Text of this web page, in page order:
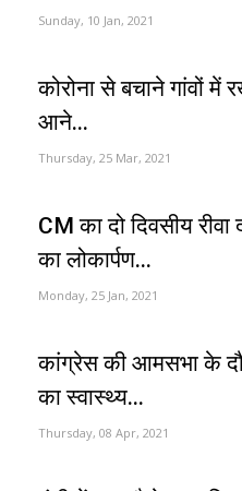
Sunday, 10 Jan, 2021
कोरोना से बचाने गांवों में
आने...
Thursday, 25 Mar, 2021
CM का दो दिवसीय
का लोकार्पण...
Monday, 25 Jan, 2021
कांग्रेस की आमसभा के
का स्वास्थ्य...
Thursday, 08 Apr, 2021